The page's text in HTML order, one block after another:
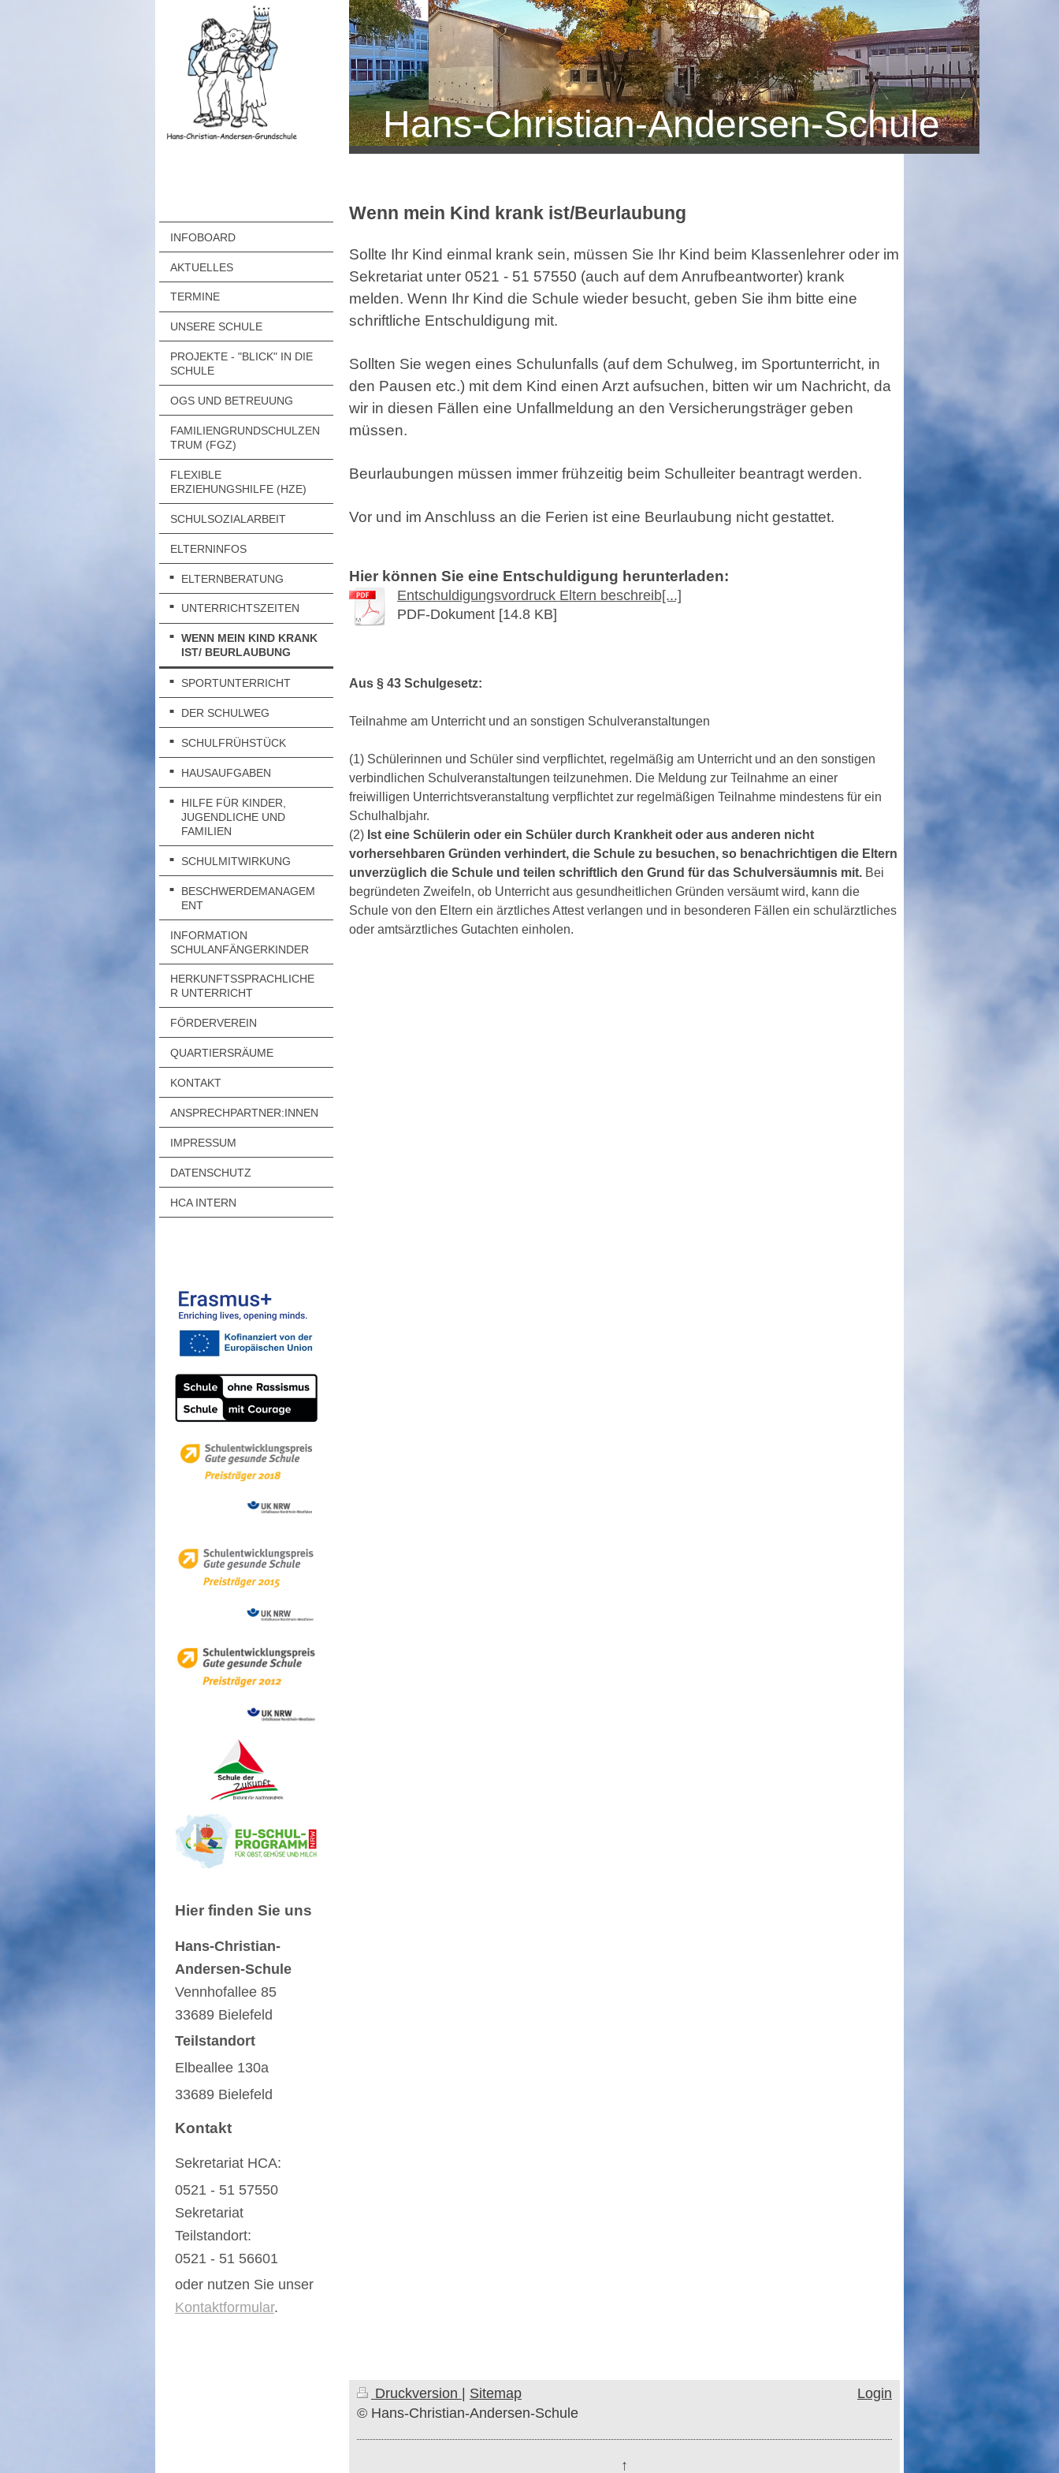
INFOBOARD
AKTUELLES
TERMINE
UNSERE SCHULE
PROJEKTE - "BLICK" IN DIE
SCHULE
OGS UND BETREUUNG
FAMILIENGRUNDSCHULZEN
TRUM (FGZ)
FLEXIBLE
ERZIEHUNGSHILFE (HZE)
SCHULSOZIALARBEIT
ELTERNINFOS
ELTERNBERATUNG
UNTERRICHTSZEITEN
WENN MEIN KIND KRANK
IST/ BEURLAUBUNG
SPORTUNTERRICHT
DER SCHULWEG
SCHULFRÜHSTÜCK
HAUSAUFGABEN
HILFE FÜR KINDER,
JUGENDLICHE UND
FAMILIEN
SCHULMITWIRKUNG
BESCHWERDEMANAGEM
ENT
INFORMATION
SCHULANFÄNGERKINDER
HERKUNFTSSPRACHLICHE
R UNTERRICHT
FÖRDERVEREIN
QUARTIERSRÄUME
KONTAKT
ANSPRECHPARTNER:INNEN
IMPRESSUM
DATENSCHUTZ
HCA INTERN
Hier finden Sie uns
Hans-Christian-
Andersen-Schule
Vennhofallee 85
33689 Bielefeld
Teilstandort
Elbeallee 130a
33689 Bielefeld
Kontakt
Sekretariat HCA:
0521 - 51 57550
Sekretariat
Teilstandort:
0521 - 51 56601
oder nutzen Sie unser
Kontaktformular.
Hans-Christian-Andersen-Schule
Wenn mein Kind krank ist/Beurlaubung
Sollte Ihr Kind einmal krank sein, müssen Sie Ihr Kind beim Klassenlehrer oder im
Sekretariat unter 0521 - 51 57550 (auch auf dem Anrufbeantworter) krank
melden. Wenn Ihr Kind die Schule wieder besucht, geben Sie ihm bitte eine
schriftliche Entschuldigung mit.
Sollten Sie wegen eines Schulunfalls (auf dem Schulweg, im Sportunterricht, in
den Pausen etc.) mit dem Kind einen Arzt aufsuchen, bitten wir um Nachricht, da
wir in diesen Fällen eine Unfallmeldung an den Versicherungsträger geben
müssen.
Beurlaubungen müssen immer frühzeitig beim Schulleiter beantragt werden.
Vor und im Anschluss an die Ferien ist eine Beurlaubung nicht gestattet.
Hier können Sie eine Entschuldigung herunterladen:
Entschuldigungsvordruck Eltern beschreib[...]
PDF-Dokument [14.8 KB]
Aus § 43 Schulgesetz:
Teilnahme am Unterricht und an sonstigen Schulveranstaltungen
(1) Schülerinnen und Schüler sind verpflichtet, regelmäßig am Unterricht und an den sonstigen
verbindlichen Schulveranstaltungen teilzunehmen. Die Meldung zur Teilnahme an einer
freiwilligen Unterrichtsveranstaltung verpflichtet zur regelmäßigen Teilnahme mindestens für ein
Schulhalbjahr.
(2) Ist eine Schülerin oder ein Schüler durch Krankheit oder aus anderen nicht
vorhersehbaren Gründen verhindert, die Schule zu besuchen, so benachrichtigen die Eltern
unverzüglich die Schule und teilen schriftlich den Grund für das Schulversäumnis mit.Bei
begründeten Zweifeln, ob Unterricht aus gesundheitlichen Gründen versäumt wird, kann die
Schule von den Eltern ein ärztliches Attest verlangen und in besonderen Fällen ein schulärztliches
oder amtsärztliches Gutachten einholen.
Druckversion | Sitemap
© Hans-Christian-Andersen-Schule
Login
↑